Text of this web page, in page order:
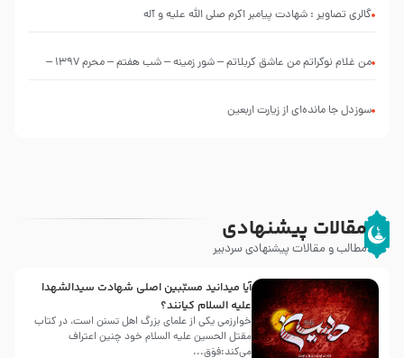
گالری تصاویر : شهادت پیامبر اکرم صلی الله علیه و آله
من غلام نوکراتم من عاشق کربلاتم – شور زمینه – شب هفتم – محرم 1397 –
سوزدل جا مانده‌ای از زیارت اربعین
مقالات پیشنهادی
مطالب و مقالات پیشنهادی سردبیر
آیا میدانید مسبّبین اصلی شهادت سیدالشهدا
علیه ‌السلام کیانند؟
خوارزمی یکی از علمای بزرگ اهل تسنن است، در کتاب
مقتل الحسین علیه ‌السلام خود چنین اعتراف
می‌کند:فوَق...